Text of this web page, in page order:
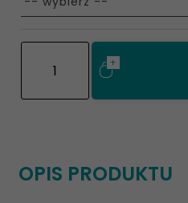
OPIS PRODUKTU